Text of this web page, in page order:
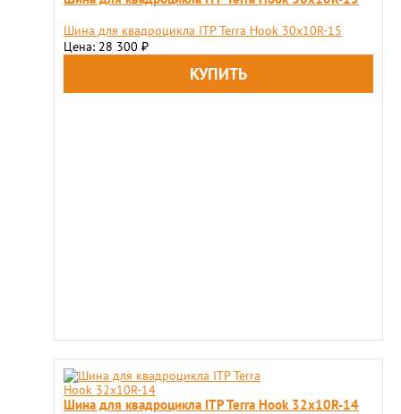
Шина для квадроцикла ITP Terra Hook 30x10R-15
Цена: 28 300 ₽
Шина для квадроцикла ITP Terra Hook 32x10R-14